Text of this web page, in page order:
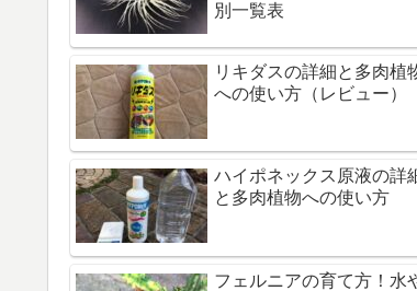
別一覧表
リキダスの詳細と多肉植
への使い方（レビュー）
ハイポネックス原液の詳
と多肉植物への使い方
フェルニアの育て方！水